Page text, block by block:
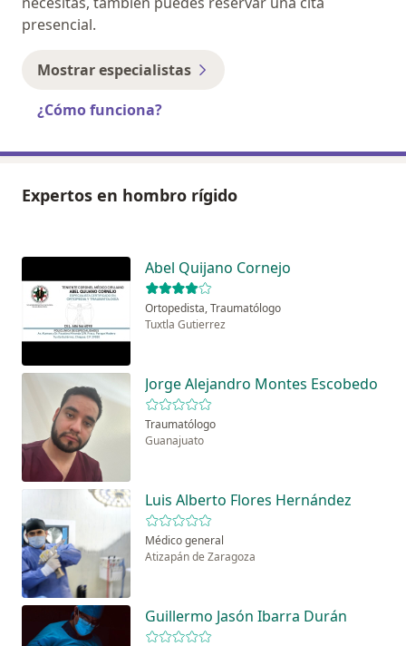
presencial.
Mostrar especialistas
¿Cómo funciona?
Expertos en hombro rígido
Abel Quijano Cornejo
Ortopedista, Traumatólogo
Tuxtla Gutierrez
Jorge Alejandro Montes Escobedo
Traumatólogo
Guanajuato
Luis Alberto Flores Hernández
Médico general
Atizapán de Zaragoza
Guillermo Jasón Ibarra Durán